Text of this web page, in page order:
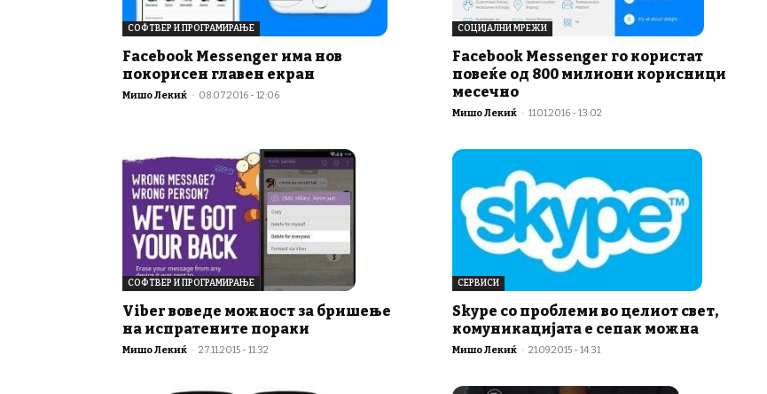
СОФТВЕР И ПРОГРАМИРАЊЕ
Facebook Messenger има нов
покорисен главен екран
Мишо Лекиќ - 08.07.2016 - 12:06
СОЦИЈАЛНИ МРЕЖИ
Facebook Messenger го користат
повеќе од 800 милиони корисници
месечно
Мишо Лекиќ - 11.01.2016 - 13:02
СОФТВЕР И ПРОГРАМИРАЊЕ
Viber воведе можност за бришење
на испратените пораки
Мишо Лекиќ - 27.11.2015 - 11:32
СЕРВИСИ
Skype со проблеми во целиот свет,
комуникацијата е сепак можна
Мишо Лекиќ - 21.09.2015 - 14:31